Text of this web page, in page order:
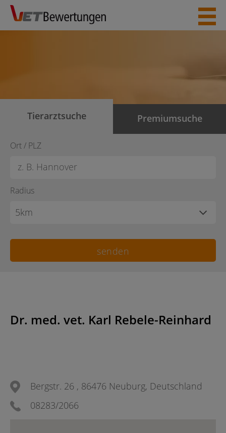
Skip
content
Tierarztsuche Premiumsuche
Ort / PLZ
Radius
Dr. med. vet. Karl Rebele-Reinhard
Bergstr. 26 , 86476 Neuburg, Deutschland
08283/2066